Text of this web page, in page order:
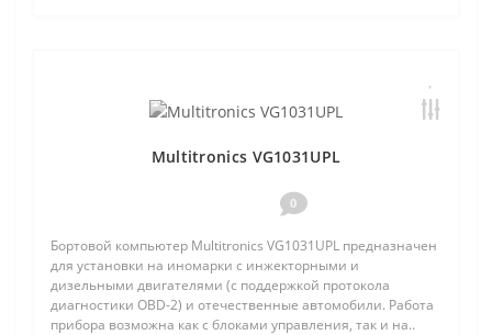
Multitronics VG1031UPL
0
Бортовой компьютер Multitronics VG1031UPL предназначен
для установки на иномарки с инжекторными и
дизельными двигателями (с поддержкой протокола
диагностики OBD-2) и отечественные автомобили. Работа
прибора возможна как с блоками управления, так и на..